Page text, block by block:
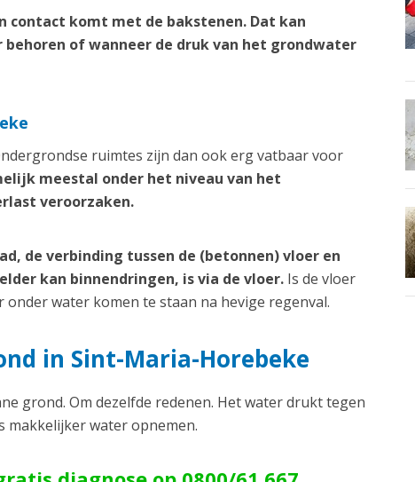
komt met de bakstenen. Dat kan
of wanneer de druk van het grondwater
ruimtes zijn dan ook erg vatbaar voor
meestal onder het niveau van het
veroorzaken.
de verbinding tussen de (betonnen) vloer en
kan binnendringen, is via de vloer. Is de vloer
water komen te staan na hevige regenval.
in Sint-Maria-Horebeke
grond. Om dezelfde redenen. Het water drukt tegen
makkelijker water opnemen.